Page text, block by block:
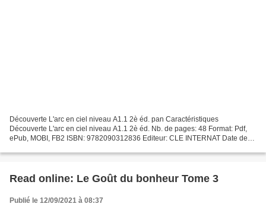
Découverte L'arc en ciel niveau A1.1 2è éd. pan Caractéristiques
Découverte L'arc en ciel niveau A1.1 2è éd. Nb. de pages: 48 Format: Pdf,
ePub, MOBI, FB2 ISBN: 9782090312836 Editeur: CLE INTERNAT Date de
Read online: Le Goût du bonheur Tome 3
Publié le 12/09/2021 à 08:37